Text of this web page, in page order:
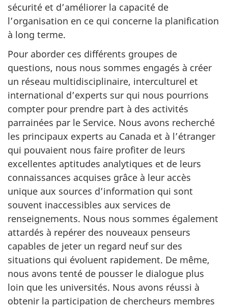
sécurité et d’améliorer la capacité de
l’organisation en ce qui concerne la planification
à long terme.
Pour aborder ces différents groupes de
questions, nous nous sommes engagés à créer
un réseau multidisciplinaire, interculturel et
international d’experts sur qui nous pourrions
compter pour prendre part à des activités
parrainées par le Service. Nous avons recherché
les principaux experts au Canada et à l’étranger
qui pouvaient nous faire profiter de leurs
excellentes aptitudes analytiques et de leurs
connaissances acquises grâce à leur accès
unique aux sources d’information qui sont
souvent inaccessibles aux services de
renseignements. Nous nous sommes également
attardés à repérer des nouveaux penseurs
capables de jeter un regard neuf sur des
situations qui évoluent rapidement. De même,
nous avons tenté de pousser le dialogue plus
loin que les universités. Nous avons réussi à
obtenir la participation de chercheurs membres